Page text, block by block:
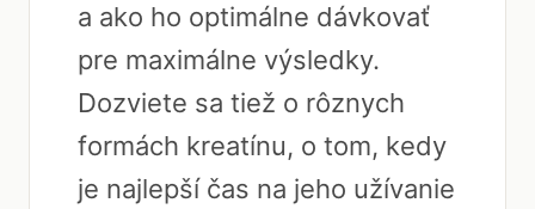
a ako ho optimálne dávkovať
pre maximálne výsledky.
Dozviete sa tiež o rôznych
formách kreatínu, o tom, kedy
je najlepší čas na jeho užívanie